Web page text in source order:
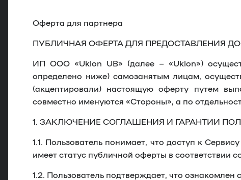
Оферта для партнера
ПУБЛИЧНАЯ ОФЕРТА ДЛЯ ПРЕДОСТАВЛЕНИЯ
ИП ООО «Uklon UB» (далее – «Uklon»)
определено ниже) самозанятым лицам,
(акцептировали) настоящую оферту путем
совместно именуются «Стороны», а по
1. ЗАКЛЮЧЕНИЕ СОГЛАШЕНИЯ И ГАРАНТИИ
1.1. Пользователь понимает, что доступ к
имеет статус публичной оферты в соответствии
1.2. Пользователь подтверждает, что